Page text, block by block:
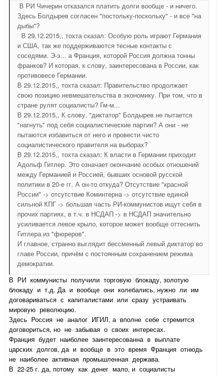
В РИ Чичерин отказался платить долги вообще - и ничего.
Здесь Болдырев согласен "постольку-поскольку" - и все "на
дыбы"?
В 29.12.2015,, тохта сказал: Особую роль играют Германия
и США, так же поддерживаются тесные контакты с
соседями. Э-э... а Франция, которой Россия должна тонны
франков? И которая, к слову, заинтересована в России, как
противовесе Германии.
В 29.12.2015,, тохта сказал: Правительство продолжает
свою позицию невмешательства в экономику. При том, что в
стране рулят социалисты? Гм-м...
В 29.12.2015,, К слову. "диктатор" Болдырев не пытается
"нагнуть" под себя социалистические партии? А они - не
пытаются избавиться от него и провести чисто
социалистического правителя на выборах?
В 29.12.2015,, тохта сказал: К власти в Германии приходит
Адольф Гитлер. Это означает окончание особых отношений
между Германией и Россией, бывших основой русской
политики в 20-е гг. А он-то откуда? Отсутствие "красной
России" -> отсутствие Коминтерна -> отсутствие единой
сильной КПГ -> большая часть РИ-коммунистов ищут себя в
прочих партиях, в т.ч. в НСДАП -> в НСДАП значительно
усиливается левое крыло, которое может вообще оттеснить
Гитлера из "фюреров".
И главное, странно выглядит бессменный левый диктатор во
главе России, причём с постоянным сохранением режима
демократии.
В РИ коммунисты получили торговую блокаду, золотую
блокаду и т.д. Да и вообще они колебались, нужно ли им
договариваться с капиталистами или сразу устраивать
мировую революцию.
Здесь Россия не аналог ИГИЛ, а вполне себе стремится
договориться, но не забывая о своих интересах.
Франция будет наиболее заинтересованна в выплате
царских долгов, да и вообще в это время Франция отнюдь
не наиболее активная промышленная держава.
В 22-25 г. да, потому как денег мало, и социалисты